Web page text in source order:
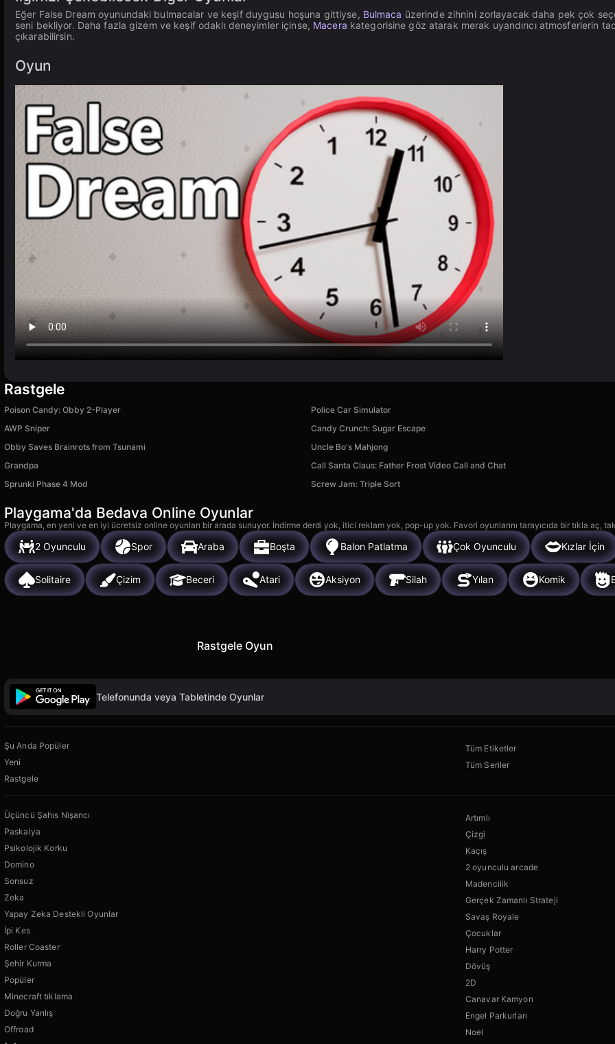
Eğer False Dream oyunundaki bulmacalar ve keşif duygusu hoşuna gittiyse, Bulmaca üzerinde zihnini zorlayacak daha pek çok
seni bekliyor. Daha fazla gizem ve keşif odaklı deneyimler içinse, Macera kategorisine göz atarak merak uyandırıcı atmosferlerin
çıkarabilirsin.
Oyun
Rastgele
Poison Candy: Obby 2-Player Police Car Simulator
AWP Sniper
Candy Crunch: Sugar Escape
Obby Saves Brainrots from Tsunami
Uncle Bo's Mahjong
Grandpa
Call Santa Claus: Father Frost Video Call and Chat
Sprunki Phase 4 Mod
Screw Jam: Triple Sort
Playgama'da Bedava Online Oyunlar
Playgama, en yeni ve en iyi ücretsiz online oyunları bir arada sunuyor. İndirme derdi yok, itici reklam yok, pop-up yok. Favori oyunlarını tarayıcıda bir tıkla aç,
2 Oyunculu Spor Araba Boşta Balon Patlatma Çok Oyunculu Kızlar İçin
Solitaire Çizim Beceri Atari Aksiyon Silah Yılan Komik
Rastgele Oyun
Telefonunda veya Tabletinde Oyunlar
Şu Anda Popüler
Yeni
Rastgele
Tüm Etiketler
Tüm Seriler
Üçüncü Şahıs Nişancı
Paskalya
Psikolojik Korku
Domino
Sonsuz
Zeka
Yapay Zeka Destekli Oyunlar
İpi Kes
Roller Coaster
Şehir Kurma
Popüler
Minecraft tıklama
Doğru Yanlış
Offroad
Artımlı
Çizgi
Kaçış
2 oyunculu arcade
Madencilik
Gerçek Zamanlı Strateji
Savaş Royale
Çocuklar
Harry Potter
Dövüş
2D
Canavar Kamyon
Engel Parkurları
Noel